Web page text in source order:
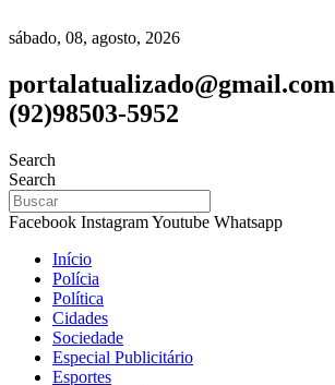
sábado, 08, agosto, 2026
portalatualizado@gmail.com
(92)98503-5952
Search
Search
Facebook InstagramYoutube Whatsapp
Início
Polícia
Política
Cidades
Sociedade
Especial Publicitário
Esportes